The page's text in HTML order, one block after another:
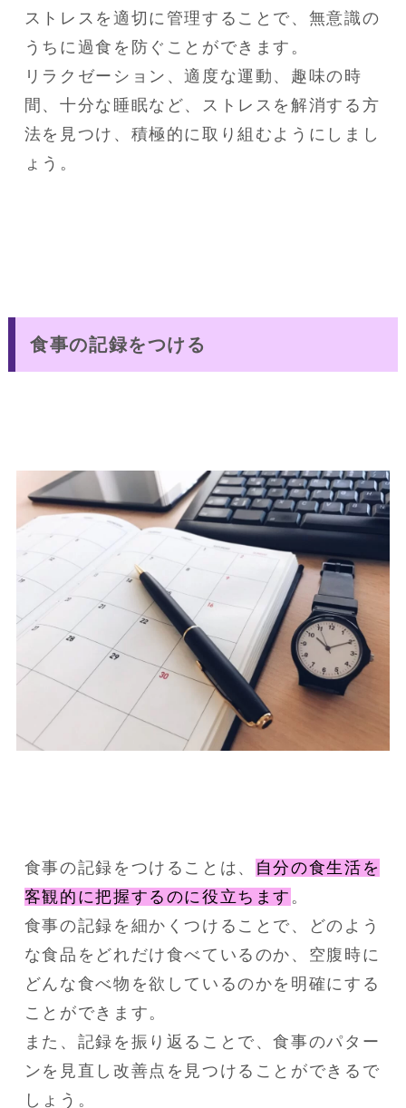
ストレスを適切に管理することで、無意識の
うちに過食を防ぐことができます。
リラクゼーション、適度な運動、趣味の時
間、十分な睡眠など、ストレスを解消する方
法を見つけ、積極的に取り組むようにしまし
ょう。
食事の記録をつける
食事の記録をつけることは、
自分の食生活を
客観的に把握するのに役立ちます 。
食事の記録を細かくつけることで、どのよう
な食品をどれだけ食べているのか、空腹時に
どんな食べ物を欲しているのかを明確にする
ことができます。
また、記録を振り返ることで、食事のパター
ンを見直し改善点を見つけることができるで
しょう。